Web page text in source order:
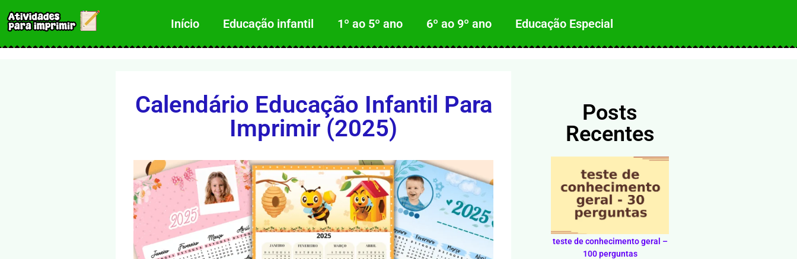
Início Educação infantil 1º ao 5º ano 6º ao 9º ano Educação Especial
Calendário Educação Infantil Para
Imprimir (2025)
Posts
Recentes
teste de conhecimento geral –
100 perguntas